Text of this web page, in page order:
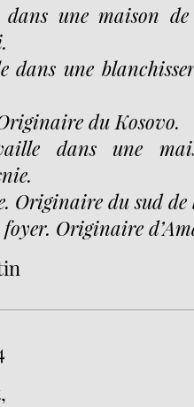
une maison
dans une
du Kosovo.
dans une
Originaire du sud de
Originaire